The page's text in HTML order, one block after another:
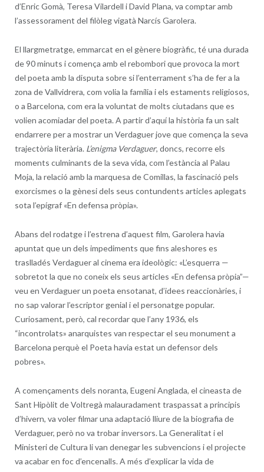
d’Enric Gomà, Teresa Vilardell i David Plana, va comptar amb
l’assessorament del filòleg vigatà Narcís Garolera.
El llargmetratge, emmarcat en el gènere biogràfic, té una durada
de 90 minuts i comença amb el rebombori que provoca la mort
del poeta amb la disputa sobre si l’enterrament s’ha de fer a la
zona de Vallvidrera, com volia la família i els estaments religiosos,
o a Barcelona, com era la voluntat de molts ciutadans que es
volien acomiadar del poeta. A partir d’aquí la història fa un salt
endarrere per a mostrar un Verdaguer jove que comença la seva
trajectòria literària. L’enigma Verdaguer, doncs, recorre els
moments culminants de la seva vida, com l’estància al Palau
Moja, la relació amb la marquesa de Comillas, la fascinació pels
exorcismes o la gènesi dels seus contundents articles aplegats
sota l’epígraf «En defensa pròpia».
Abans del rodatge i l’estrena d’aquest film, Garolera havia
apuntat que un dels impediments que fins aleshores es
traslladés Verdaguer al cinema era ideològic: «L’esquerra —
sobretot la que no coneix els seus articles «En defensa pròpia”—
veu en Verdaguer un poeta ensotanat, d’idees reaccionàries, i
no sap valorar l’escriptor genial i el personatge popular.
Curiosament, però, cal recordar que l’any 1936, els
“incontrolats» anarquistes van respectar el seu monument a
Barcelona perquè el Poeta havia estat un defensor dels
pobres».
A començaments dels noranta, Eugeni Anglada, el cineasta de
Sant Hipòlit de Voltregà malauradament traspassat a principis
d’hivern, va voler filmar una adaptació lliure de la biografia de
Verdaguer, però no va trobar inversors. La Generalitat i el
Ministeri de Cultura li van denegar les subvencions i el projecte
va acabar en foc d’encenalls. A més d’explicar la vida de